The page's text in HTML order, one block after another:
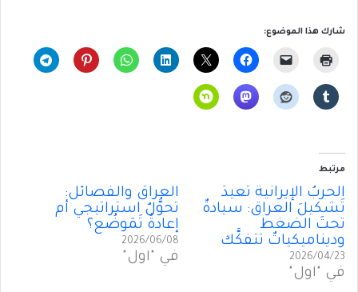
شارك هذا الموضوع:
مرتبط
الحربُ الإيرانية تُعيدُ
تَشكيلَ العراق: سيادةٌ
تحتَ الضغط
وديناميكياتٌ تتفكَّك
2026/04/23
في "أول"
العراق والفصائل:
تحوُّلٌ استراتيجي أم
إعادةُ تَمَوضُع؟
2026/06/08
في "أول"